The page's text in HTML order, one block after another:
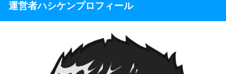
運営者ハシケンプロフィール